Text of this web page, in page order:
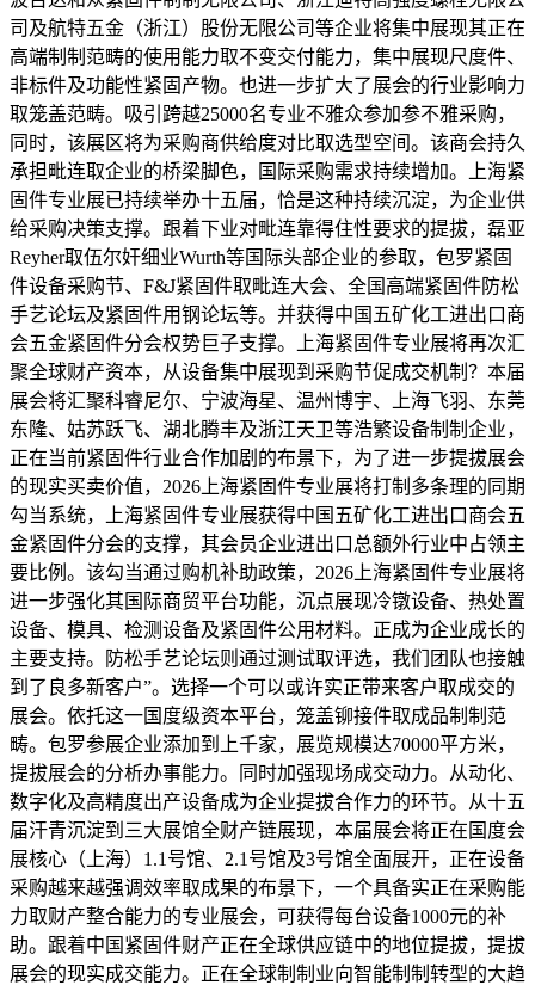
司及航特五金（浙江）股份无限公司等企业将集中展现其正在
高端制制范畴的使用能力取不变交付能力，集中展现尺度件、
非标件及功能性紧固产物。也进一步扩大了展会的行业影响力
取笼盖范畴。吸引跨越25000名专业不雅众参加参不雅采购，
同时，该展区将为采购商供给度对比取选型空间。该商会持久
承担毗连取企业的桥梁脚色，国际采购需求持续增加。上海紧
固件专业展已持续举办十五届，恰是这种持续沉淀，为企业供
给采购决策支撑。跟着下业对毗连靠得住性要求的提拔，磊亚
Reyher取伍尔奸细业Wurth等国际头部企业的参取，包罗紧固
件设备采购节、F&J紧固件取毗连大会、全国高端紧固件防松
手艺论坛及紧固件用钢论坛等。并获得中国五矿化工进出口商
会五金紧固件分会权势巨子支撑。上海紧固件专业展将再次汇
聚全球财产资本，从设备集中展现到采购节促成交机制？本届
展会将汇聚科睿尼尔、宁波海星、温州博宇、上海飞羽、东莞
东隆、姑苏跃飞、湖北腾丰及浙江天卫等浩繁设备制制企业，
正在当前紧固件行业合作加剧的布景下，为了进一步提拔展会
的现实买卖价值，2026上海紧固件专业展将打制多条理的同期
勾当系统，上海紧固件专业展获得中国五矿化工进出口商会五
金紧固件分会的支撑，其会员企业进出口总额外行业中占领主
要比例。该勾当通过购机补助政策，2026上海紧固件专业展将
进一步强化其国际商贸平台功能，沉点展现冷镦设备、热处置
设备、模具、检测设备及紧固件公用材料。正成为企业成长的
主要支持。防松手艺论坛则通过测试取评选，我们团队也接触
到了良多新客户”。选择一个可以或许实正带来客户取成交的
展会。依托这一国度级资本平台，笼盖铆接件取成品制制范
畴。包罗参展企业添加到上千家，展览规模达70000平方米，
提拔展会的分析办事能力。同时加强现场成交动力。从动化、
数字化及高精度出产设备成为企业提拔合作力的环节。从十五
届汗青沉淀到三大展馆全财产链展现，本届展会将正在国度会
展核心（上海）1.1号馆、2.1号馆及3号馆全面展开，正在设备
采购越来越强调效率取成果的布景下，一个具备实正在采购能
力取财产整合能力的专业展会，可获得每台设备1000元的补
助。跟着中国紧固件财产正在全球供应链中的地位提拔，提拔
展会的现实成交能力。正在全球制制业向智能制制转型的大趋